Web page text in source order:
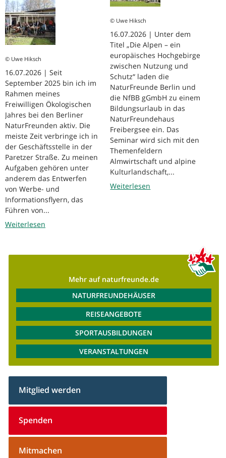
© Uwe Hiksch
16.07.2026 | Seit
September 2025 bin ich im
Rahmen meines
Freiwilligen Ökologischen
Jahres bei den Berliner
NaturFreunden aktiv. Die
meiste Zeit verbringe ich in
der Geschäftsstelle in der
Paretzer Straße. Zu meinen
Aufgaben gehören unter
anderem das Entwerfen
von Werbe- und
Informationsflyern, das
Führen von...
Weiterlesen
© Uwe Hiksch
16.07.2026 | Unter dem
Titel „Die Alpen – ein
europäisches Hochgebirge
zwischen Nutzung und
Schutz“ laden die
NaturFreunde Berlin und
die NfBB gGmbH zu einem
Bildungsurlaub in das
NaturFreundehaus
Freibergsee ein. Das
Seminar wird sich mit den
Themenfeldern
Almwirtschaft und alpine
Kulturlandschaft,...
Weiterlesen
Mehr auf naturfreunde.de
NATURFREUNDEHÄUSER
REISEANGEBOTE
SPORTAUSBILDUNGEN
VERANSTALTUNGEN
Mitglied werden
Spenden
Mitmachen